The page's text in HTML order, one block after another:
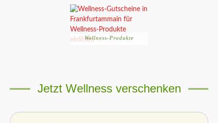
Wellness-Produkte
Jetzt Wellness verschenken